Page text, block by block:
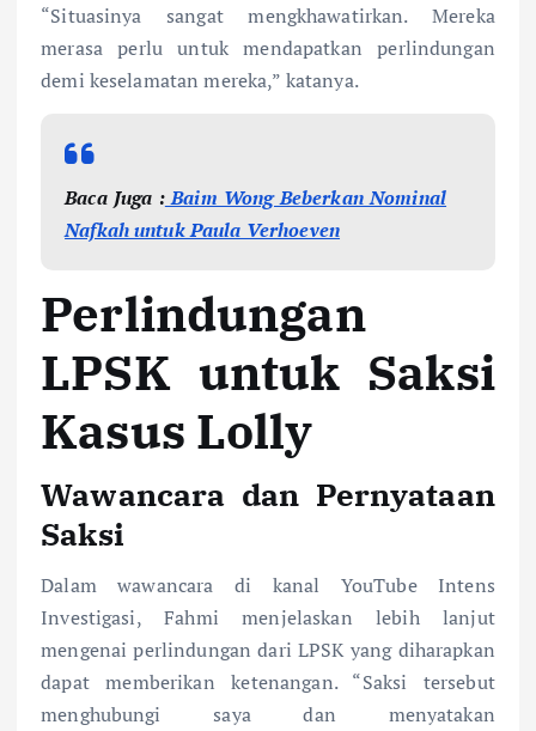
“Situasinya sangat mengkhawatirkan. Mereka
merasa perlu untuk mendapatkan perlindungan
demi keselamatan mereka,” katanya.
Baca Juga :Baim Wong Beberkan Nominal
Nafkah untuk Paula Verhoeven
Perlindungan
LPSK untuk Saksi
Kasus Lolly
Wawancara dan Pernyataan
Saksi
Dalam wawancara di kanal YouTube Intens
Investigasi, Fahmi menjelaskan lebih lanjut
mengenai perlindungan dari LPSK yang diharapkan
dapat memberikan ketenangan. “Saksi tersebut
menghubungi saya dan menyatakan